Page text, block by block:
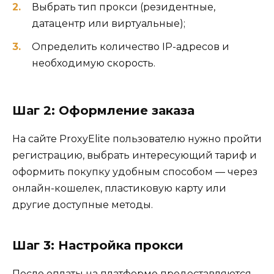
Выбрать тип прокси (резидентные,
датацентр или виртуальные);
Определить количество IP-адресов и
необходимую скорость.
Шаг 2: Оформление заказа
На сайте ProxyElite пользователю нужно пройти
регистрацию, выбрать интересующий тариф и
оформить покупку удобным способом — через
онлайн-кошелек, пластиковую карту или
другие доступные методы.
Шаг 3: Настройка прокси